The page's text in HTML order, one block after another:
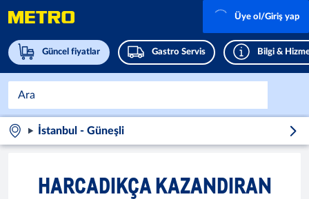
Güncel fiyatlar Gastro Servis Bilgi &
Üye ol/Giriş yap
İstanbul - Güneşli
HARCADIKÇA KAZANDIRAN